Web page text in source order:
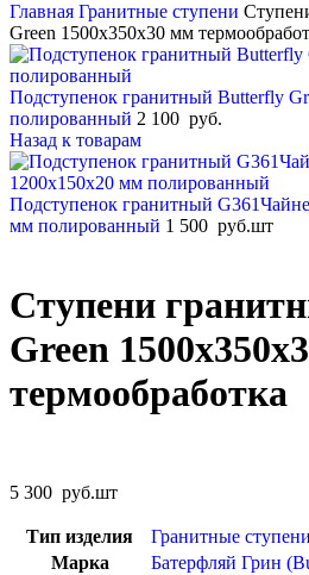
Главная Гранитные ступени
Green 1500x350x30 мм
Подступенок гранитный Butterfly
полированный 2 100 руб.
Назад к товарам
Подступенок гранитный
мм полированный 1 500 руб.шт
Ступени
Green
термообработка
5 300 руб.шт
Тип изделия
Гранитные ступени
Марка
Батерфляй Грин